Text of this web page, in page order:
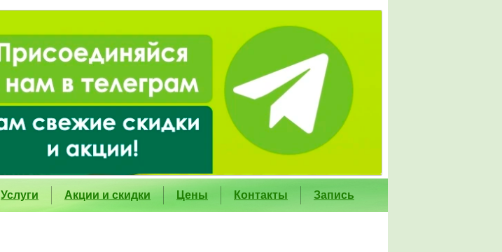
Услуги Акции и скидки Цены Контакты Запись